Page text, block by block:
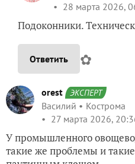
28 марта 2026,
Подоконники.
Ответить ✿
orest ЭКСПЕРТ
Василий
Кострома
27 марта 2026,
У промышленного
такие же проблемы и